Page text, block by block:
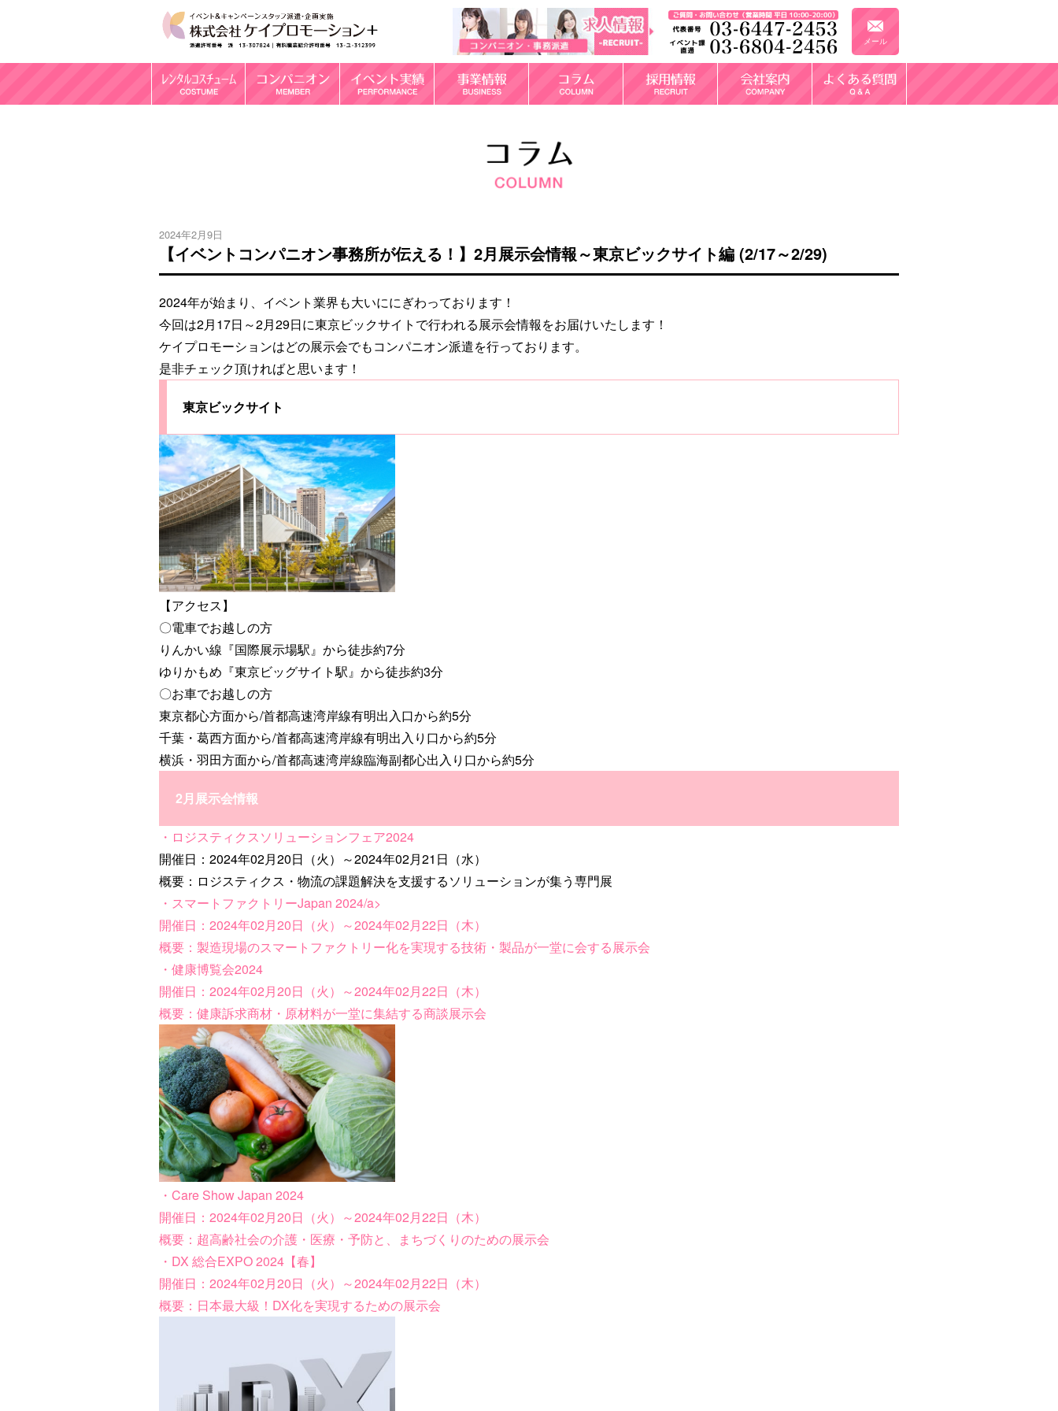
メール
2024年2月9日
【イベントコンパニオン事務所が伝える！】2月展示会情報～東京ビックサイト編 (2/17～2/29)
2024年が始まり、イベント業界も大いににぎわっております！
今回は2月17日～2月29日に東京ビックサイトで行われる展示会情報をお届けいたします！
ケイプロモーションはどの展示会でもコンパニオン派遣を行っております。
是非チェック頂ければと思います！
東京ビックサイト
【アクセス】
〇電車でお越しの方
りんかい線『国際展示場駅』から徒歩約7分
ゆりかもめ『東京ビッグサイト駅』から徒歩約3分
〇お車でお越しの方
東京都心方面から/首都高速湾岸線有明出入口から約5分
千葉・葛西方面から/首都高速湾岸線有明出入り口から約5分
横浜・羽田方面から/首都高速湾岸線臨海副都心出入り口から約5分
2月展示会情報
・ロジスティクスソリューションフェア2024
開催日：2024年02月20日（火）～2024年02月21日（水）
概要：ロジスティクス・物流の課題解決を支援するソリューションが集う専門展
・スマートファクトリーJapan 2024/a>
開催日：2024年02月20日（火）～2024年02月22日（木）
概要：製造現場のスマートファクトリー化を実現する技術・製品が一堂に会する展示会
・健康博覧会2024
開催日：2024年02月20日（火）～2024年02月22日（木）
概要：健康訴求商材・原材料が一堂に集結する商談展示会
・Care Show Japan 2024
開催日：2024年02月20日（火）～2024年02月22日（木）
概要：超高齢社会の介護・医療・予防と、まちづくりのための展示会
・DX 総合EXPO 2024【春】
開催日：2024年02月20日（火）～2024年02月22日（木）
概要：日本最大級！DX化を実現するための展示会